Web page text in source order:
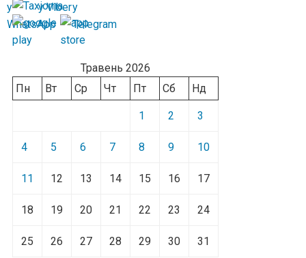
Травень 2026
Пн
Вт Ср Чт Пт Сб Нд
1 2 3
4 5 6 7 8 9 10
11 12 13 14 15 16 17
18 19 20 21 22 23 24
25 26 27 28 29 30
31